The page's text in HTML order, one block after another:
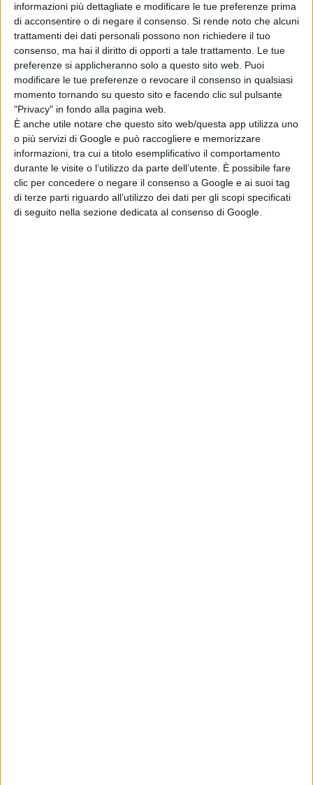
informazioni più dettagliate e modificare le tue preferenze prima
di acconsentire o di negare il consenso. Si rende noto che alcuni
trattamenti dei dati personali possono non richiedere il tuo
consenso, ma hai il diritto di opporti a tale trattamento. Le tue
preferenze si applicheranno solo a questo sito web. Puoi
modificare le tue preferenze o revocare il consenso in qualsiasi
momento tornando su questo sito e facendo clic sul pulsante
"Privacy" in fondo alla pagina web.
È anche utile notare che questo sito web/questa app utilizza uno
o più servizi di Google e può raccogliere e memorizzare
informazioni, tra cui a titolo esemplificativo il comportamento
durante le visite o l’utilizzo da parte dell’utente. È possibile fare
clic per concedere o negare il consenso a Google e ai suoi tag
di terze parti riguardo all’utilizzo dei dati per gli scopi specificati
di seguito nella sezione dedicata al consenso di Google.
Farmaci durante la gravidanza: come
comportarsi?
ATTUALITÀ